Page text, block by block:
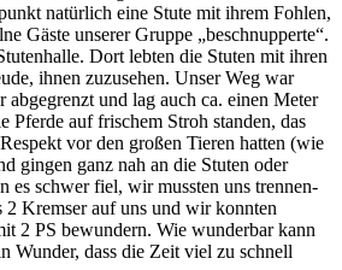
natürlich eine Stute mit ihrem Fohlen,
Gäste unserer Gruppe „beschnupperte“.
Dort lebten die Stuten mit ihren
ihnen zuzusehen. Unser Weg war
und lag auch ca. einen Meter
Pferde auf frischem Stroh standen, das
vor den großen Tieren hatten (wie
gingen ganz nah an die Stuten oder
es schwer fiel, wir mussten uns trennen-
2 Kremser auf uns und wir konnten
2 PS bewundern. Wie wunderbar kann
Wunder, dass die Zeit viel zu schnell